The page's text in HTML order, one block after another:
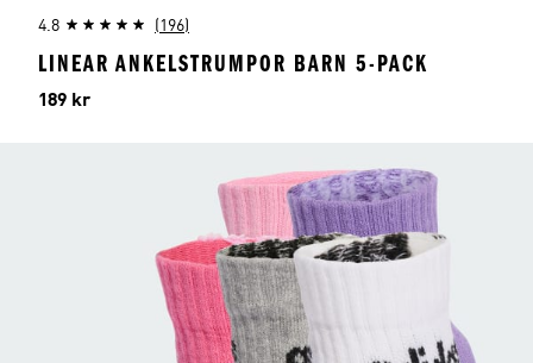
4.8 (196)
LINEAR ANKELSTRUMPOR BARN 5-PACK
Pris
189 kr